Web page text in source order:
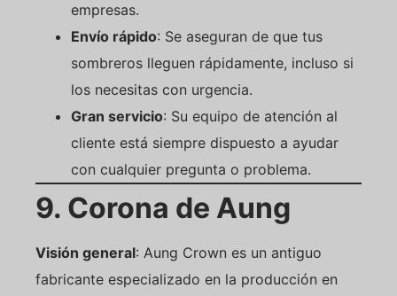
empresas.
Envío rápido: Se aseguran de que tus
sombreros lleguen rápidamente, incluso si
los necesitas con urgencia.
Gran servicio: Su equipo de atención al
cliente está siempre dispuesto a ayudar
con cualquier pregunta o problema.
9. Corona de Aung
Visión general: Aung Crown es un antiguo
fabricante especializado en la producción en